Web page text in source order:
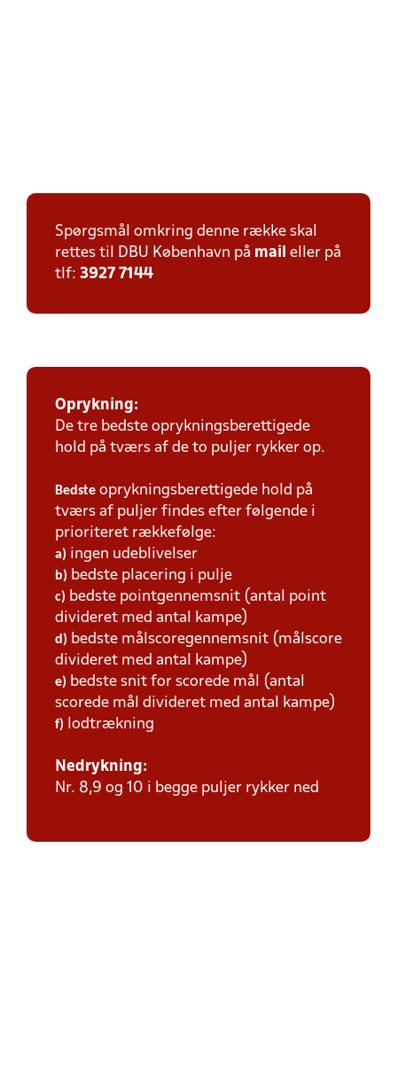
Spørgsmål omkring denne række skal
rettes til DBU København på mail eller på
tlf: 3927 7144
Oprykning:
De tre bedste oprykningsberettigede
hold på tværs af de to puljer rykker op.
Bedste oprykningsberettigede hold på
tværs af puljer findes efter følgende i
prioriteret rækkefølge:
a) ingen udeblivelser
b) bedste placering i pulje
c) bedste pointgennemsnit (antal point
divideret med antal kampe)
d) bedste målscoregennemsnit (målscore
divideret med antal kampe)
e) bedste snit for scorede mål (antal
scorede mål divideret med antal kampe)
f) lodtrækning
Nedrykning:
Nr. 8,9 og 10 i begge puljer rykker ned